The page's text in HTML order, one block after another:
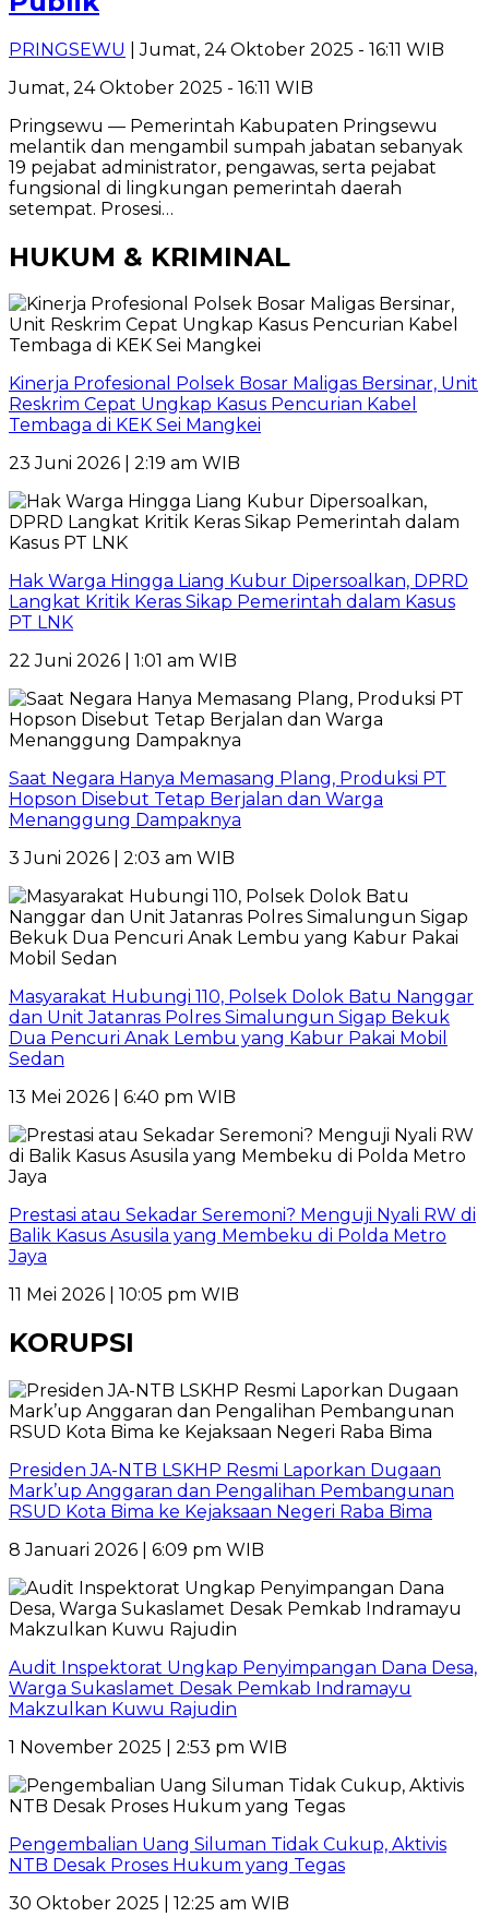
PRINGSEWU
| Jumat, 24 Oktober 2025 - 16:11 WIB
Jumat, 24 Oktober 2025 - 16:11 WIB
Pringsewu — Pemerintah Kabupaten Pringsewu
melantik dan mengambil sumpah jabatan sebanyak
19 pejabat administrator, pengawas, serta pejabat
fungsional di lingkungan pemerintah daerah
setempat. Prosesi…
HUKUM & KRIMINAL
Kinerja Profesional Polsek Bosar Maligas Bersinar, Unit
Reskrim Cepat Ungkap Kasus Pencurian Kabel
Tembaga di KEK Sei Mangkei
23 Juni 2026 | 2:19 am WIB
Hak Warga Hingga Liang Kubur Dipersoalkan, DPRD
Langkat Kritik Keras Sikap Pemerintah dalam Kasus
PT LNK
22 Juni 2026 | 1:01 am WIB
Saat Negara Hanya Memasang Plang, Produksi PT
Hopson Disebut Tetap Berjalan dan Warga
Menanggung Dampaknya
3 Juni 2026 | 2:03 am WIB
Masyarakat Hubungi 110, Polsek Dolok Batu Nanggar
dan Unit Jatanras Polres Simalungun Sigap Bekuk
Dua Pencuri Anak Lembu yang Kabur Pakai Mobil
Sedan
13 Mei 2026 | 6:40 pm WIB
Prestasi atau Sekadar Seremoni? Menguji Nyali RW di
Balik Kasus Asusila yang Membeku di Polda Metro
Jaya
11 Mei 2026 | 10:05 pm WIB
KORUPSI
Presiden JA-NTB LSKHP Resmi Laporkan Dugaan
Mark’up Anggaran dan Pengalihan Pembangunan
RSUD Kota Bima ke Kejaksaan Negeri Raba Bima
8 Januari 2026 | 6:09 pm WIB
Audit Inspektorat Ungkap Penyimpangan Dana Desa,
Warga Sukaslamet Desak Pemkab Indramayu
Makzulkan Kuwu Rajudin
1 November 2025 | 2:53 pm WIB
Pengembalian Uang Siluman Tidak Cukup, Aktivis
NTB Desak Proses Hukum yang Tegas
30 Oktober 2025 | 12:25 am WIB